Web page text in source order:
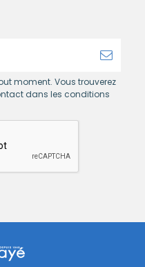
moment. Vous trouverez
dans les conditions